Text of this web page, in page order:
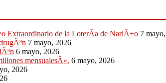
Extraordinario de la LoterÃ­a de NariÃ±o 7
7 mayo, 2026
6 mayo, 2026
mensualesÂ». 6 mayo, 2026
2026